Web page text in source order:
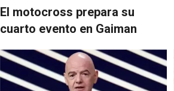
El motocross prepara su
cuarto evento en Gaiman